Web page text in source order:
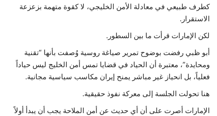
كطرف طبيعي في معادلة الأمن الخليجي، لا كقوة متهمة بزعزعة
الاستقرار.
لكن الإمارات قرأت ما بين السطور.
أبو ظبي رفضت بوضوح تمرير صياغة روسية وُصفت بأنها “تقنية
ومحايدة”، معتبرة أن الحياد في قضايا تمس أمن الخليج ليس حياداً
فعلياً، بل انحياز غير مباشر يمنح إيران مكاسب سياسية مجانية.
هنا تحولت الجلسة إلى معركة نفوذ حقيقية.
الإمارات أصرت على أن أي حديث عن أمن الملاحة يجب أن يبدأ أولاً